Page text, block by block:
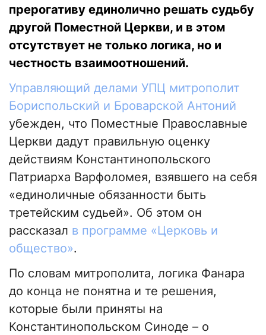
прерогативу единолично решать судьбу
другой Поместной Церкви, и в этом
отсутствует не только логика, но и
честность взаимоотношений.
Управляющий делами УПЦ митрополит
Бориспольский и Броварской Антоний
убежден, что Поместные Православные
Церкви дадут правильную оценку
действиям Константинопольского
Патриарха Варфоломея, взявшего на себя
«единоличные обязанности быть
третейским судьей». Об этом он
рассказал в программе «Церковь и
общество».
По словам митрополита, логика Фанара
до конца не понятна и те решения,
которые были приняты на
Константинопольском Синоде – о